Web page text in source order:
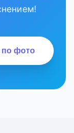
по фото